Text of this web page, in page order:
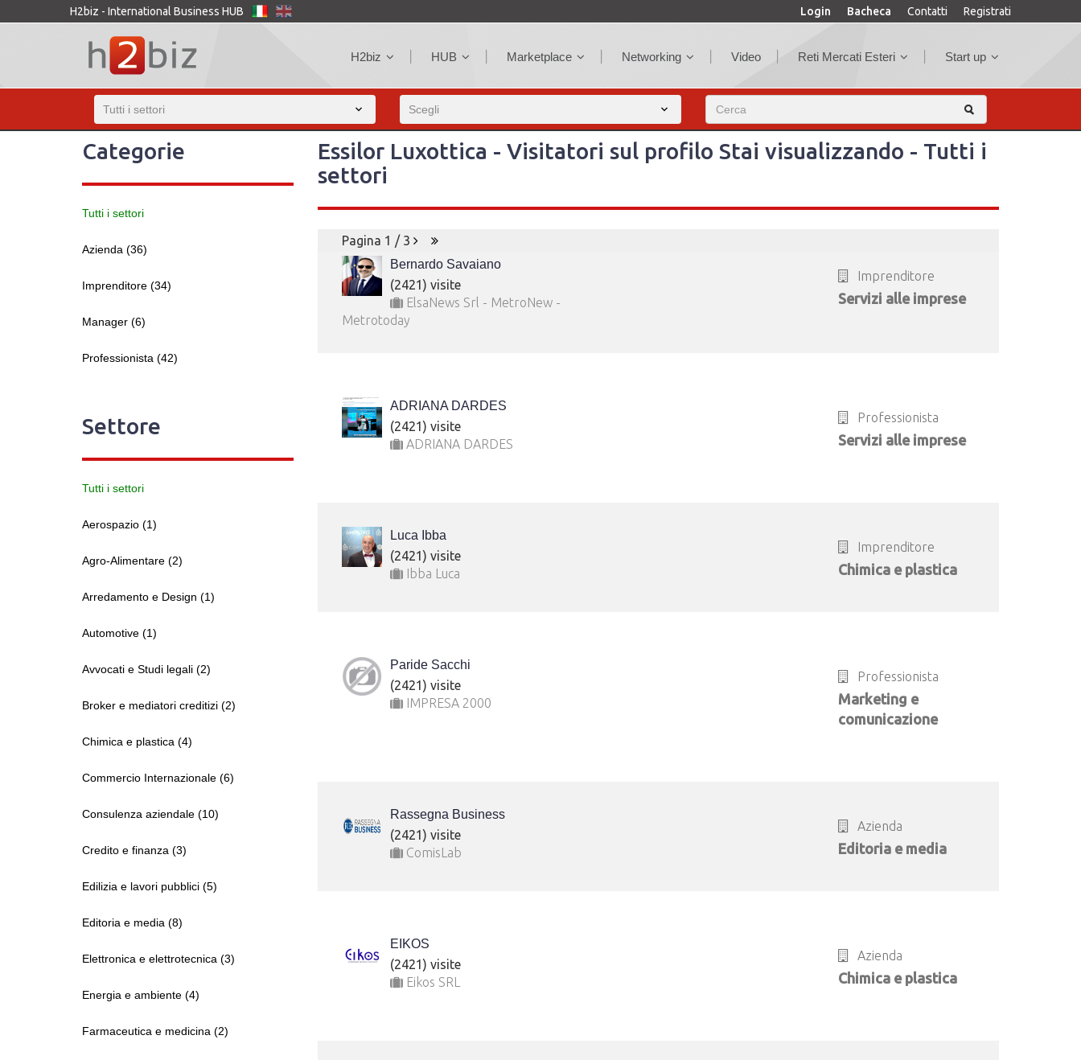
H2biz - International Business HUB Login Bacheca Contatti Registrati
H2biz HUB Marketplace Networking Video Reti Mercati Esteri Start up
Categorie
Tutti i settori
Azienda (36)
Imprenditore (34)
Manager (6)
Professionista (42)
Settore
Tutti i settori
Aerospazio (1)
Agro-Alimentare (2)
Arredamento e Design (1)
Automotive (1)
Avvocati e Studi legali (2)
Broker e mediatori creditizi (2)
Chimica e plastica (4)
Commercio Internazionale (6)
Consulenza aziendale (10)
Credito e finanza (3)
Edilizia e lavori pubblici (5)
Editoria e media (8)
Elettronica e elettrotecnica (3)
Energia e ambiente (4)
Farmaceutica e medicina (2)
Essilor Luxottica - Visitatori sul profilo Stai visualizzando - Tutti i
settori
Pagina 1 / 3
Bernardo Savaiano
(2421) visite
ElsaNews Srl - MetroNew -
Metrotoday
Imprenditore
Servizi alle imprese
ADRIANA DARDES
(2421) visite
ADRIANA DARDES
Professionista
Servizi alle imprese
Luca Ibba
(2421) visite
Ibba Luca
Imprenditore
Chimica e plastica
Paride Sacchi
(2421) visite
IMPRESA 2000
Professionista
Marketing e
comunicazione
Rassegna Business
(2421) visite
ComisLab
Azienda
Editoria e media
EIKOS
(2421) visite
Eikos SRL
Azienda
Chimica e plastica